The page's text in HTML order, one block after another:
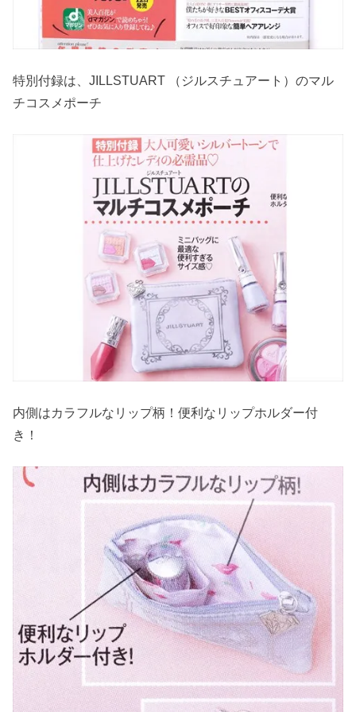
特別付録は、JILLSTUART （ジルスチュアート）のマル
チコスメポーチ
内側はカラフルなリップ柄！便利なリップホルダー付
き！